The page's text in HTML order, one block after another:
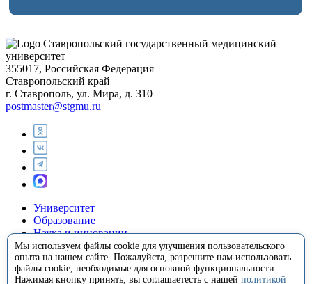
Мы используем файлы cookie для улучшения пользовательского
опыта на нашем сайте. Пожалуйста, разрешите нам использовать
файлы cookie, необходимые для основной функциональности.
Нажимая кнопку принять, вы соглашаетесть с нашей политикой
Ставропольский государственный медицинский
университет
355017, Российская Федерация
Ставропольский край
г. Ставрополь, ул. Мира, д. 310
postmaster@stgmu.ru
Университет
Образование
Наука и инновации
Медицина
Международная деятельность
Внеучебная деятельность